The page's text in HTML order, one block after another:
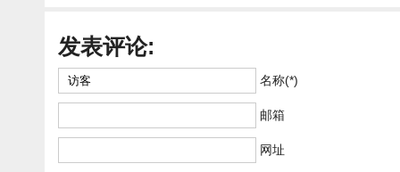
发表评论:
名称(*)
邮箱
网址